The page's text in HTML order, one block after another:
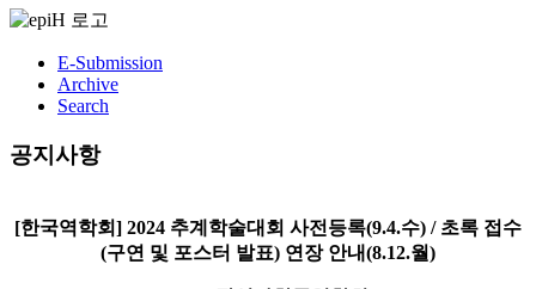
E-Submission
Archive
Search
공지사항
[한국역학회] 2024 추계학술대회 사전등록(9.4.수) / 초록 접수
(구연 및 포스터 발표) 연장 안내(8.12.월)